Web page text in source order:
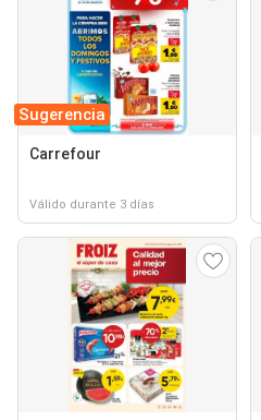
Sugerencia
Carrefour
Válido durante 3 días